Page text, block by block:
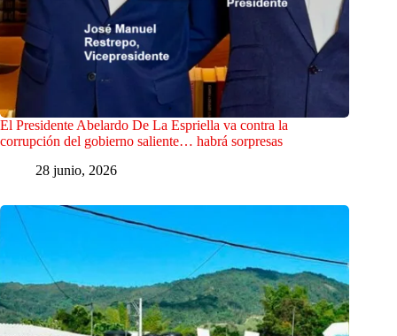
El Presidente Abelardo De La Espriella va contra la
corrupción del gobierno saliente… habrá sorpresas
28 junio, 2026